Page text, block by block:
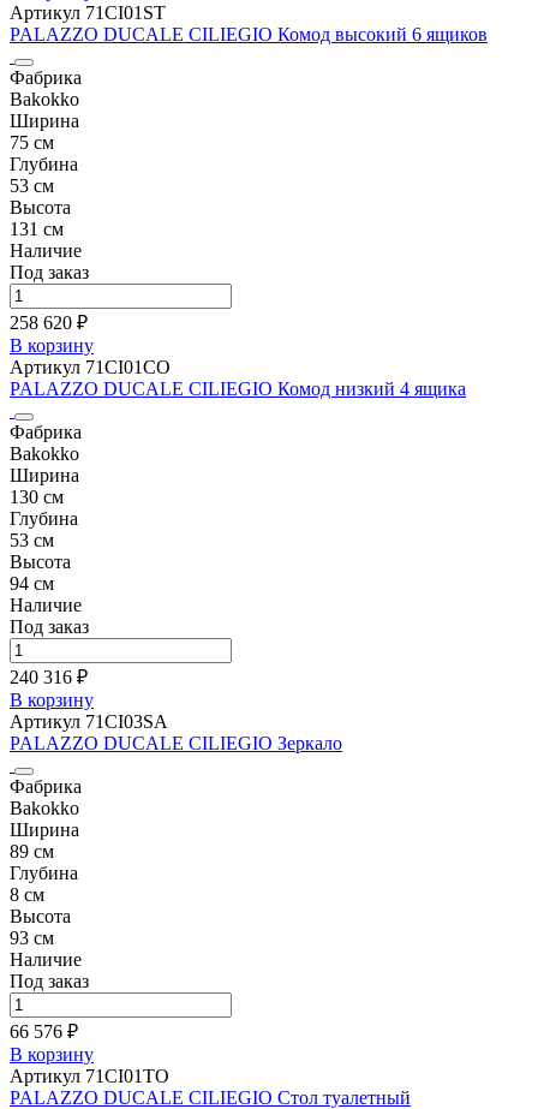
Артикул 71CI01ST
PALAZZO DUCALE CILIEGIO Комод высокий 6 ящиков
Фабрика
Bakokko
Ширина
75 см
Глубина
53 см
Высота
131 см
Наличие
Под заказ
258 620 ₽
В корзину
Артикул 71CI01CO
PALAZZO DUCALE CILIEGIO Комод низкий 4 ящика
Фабрика
Bakokko
Ширина
130 см
Глубина
53 см
Высота
94 см
Наличие
Под заказ
240 316 ₽
В корзину
Артикул 71CI03SA
PALAZZO DUCALE CILIEGIO Зеркало
Фабрика
Bakokko
Ширина
89 см
Глубина
8 см
Высота
93 см
Наличие
Под заказ
66 576 ₽
В корзину
Артикул 71CI01TO
PALAZZO DUCALE CILIEGIO Cтол туалетный